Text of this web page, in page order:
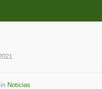
in Noticias